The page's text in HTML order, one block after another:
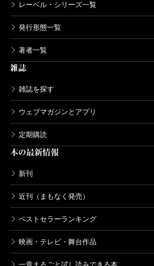
レーベル・シリーズ一覧
発行形態一覧
著者一覧
雑誌
雑誌を探す
ウェブマガジンとアプリ
定期購読
本の最新情報
新刊
近刊（まもなく発売）
ベストセラーランキング
映画・テレビ・舞台作品